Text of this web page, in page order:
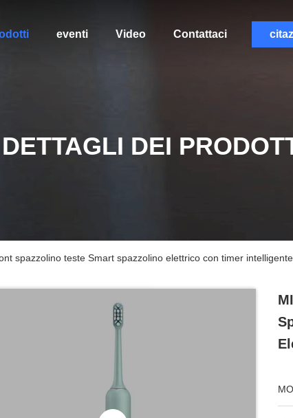
eventi Video Contattaci
DETTAGLI DEI
spazzolino teste Smart spazzolino elettrico con timer intelligente